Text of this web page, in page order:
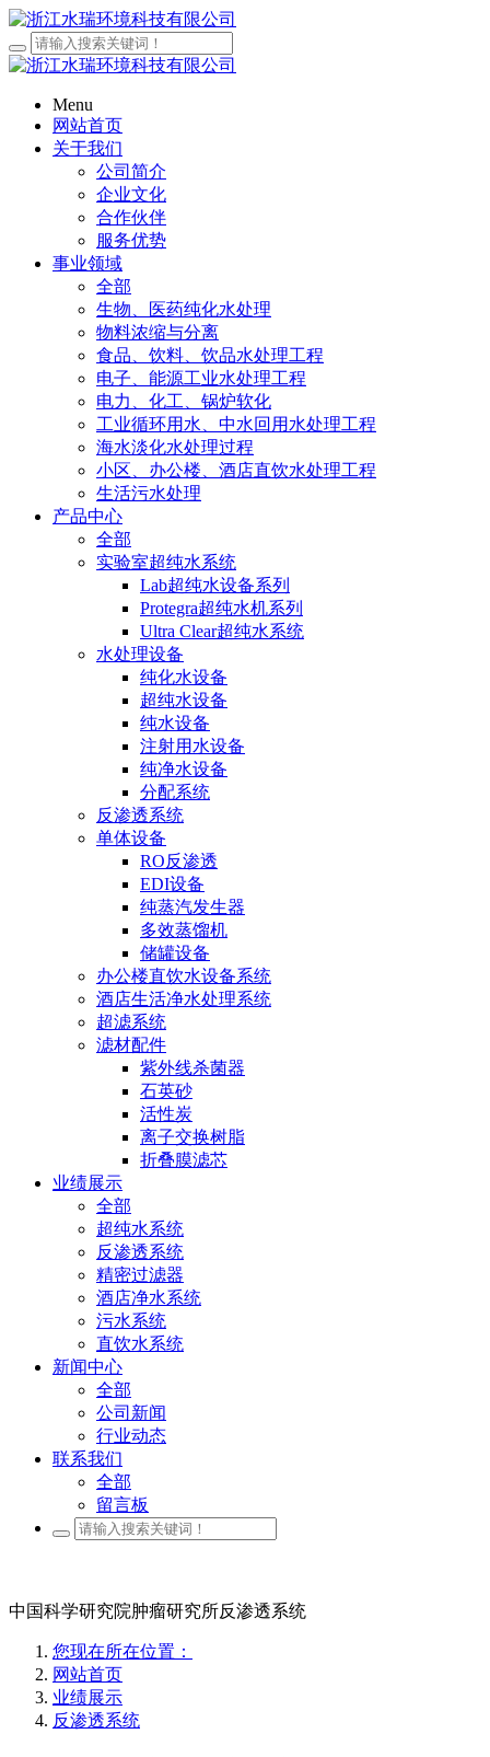
Menu
网站首页
关于我们
公司简介
企业文化
合作伙伴
服务优势
事业领域
全部
生物、医药纯化水处理
物料浓缩与分离
食品、饮料、饮品水处理工程
电子、能源工业水处理工程
电力、化工、锅炉软化
工业循环用水、中水回用水处理工程
海水淡化水处理过程
小区、办公楼、酒店直饮水处理工程
生活污水处理
产品中心
全部
实验室超纯水系统
Lab超纯水设备系列
Protegra超纯水机系列
Ultra Clear超纯水系统
水处理设备
纯化水设备
超纯水设备
纯水设备
注射用水设备
纯净水设备
分配系统
反渗透系统
单体设备
RO反渗透
EDI设备
纯蒸汽发生器
多效蒸馏机
储罐设备
办公楼直饮水设备系统
酒店生活净水处理系统
超滤系统
滤材配件
紫外线杀菌器
石英砂
活性炭
离子交换树脂
折叠膜滤芯
业绩展示
全部
超纯水系统
反渗透系统
精密过滤器
酒店净水系统
污水系统
直饮水系统
新闻中心
全部
公司新闻
行业动态
联系我们
全部
留言板
中国科学研究院肿瘤研究所反渗透系统
您现在所在位置：
网站首页
业绩展示
反渗透系统